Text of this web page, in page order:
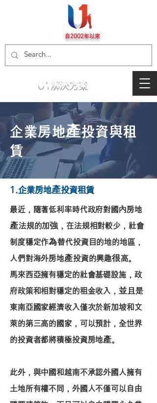
自2002年以來
U1解決方案
企業房地產投資與租
賃
1.企業房地產投資租賃
最近，隨著低利率時代政府對國內房地
產法規的加強，在法規相對較少，社會
制度穩定作為替代投資目的地的地區，
人們對海外房地產投資的興趣很高。
馬來西亞擁有穩定的社會基礎設施，政
府政策和相對穩定的租金收入，並且是
東南亞國家經濟收入僅次於新加坡和文
萊的第三高的國家，可以預計，全世界
的投資者都將積極投資房地產。
此外，與中國和越南不承認外國人擁有
土地所有權不同，外國人不僅可以自由